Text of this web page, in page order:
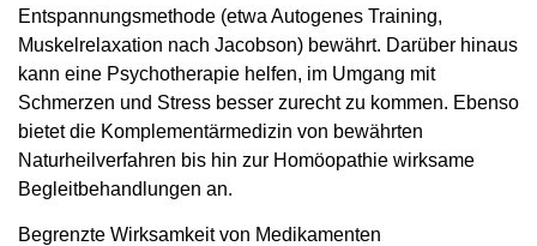
Entspannungsmethode (etwa Autogenes Training,
Muskelrelaxation nach Jacobson) bewährt. Darüber hinaus
kann eine Psychotherapie helfen, im Umgang mit
Schmerzen und Stress besser zurecht zu kommen. Ebenso
bietet die Komplementärmedizin von bewährten
Naturheilverfahren bis hin zur Homöopathie wirksame
Begleitbehandlungen an.
Begrenzte Wirksamkeit von Medikamenten